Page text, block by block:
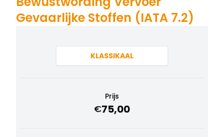
Gevaarlijke Stoffen (IATA 7.2)
KLASSIKAAL
Prijs
€75,00